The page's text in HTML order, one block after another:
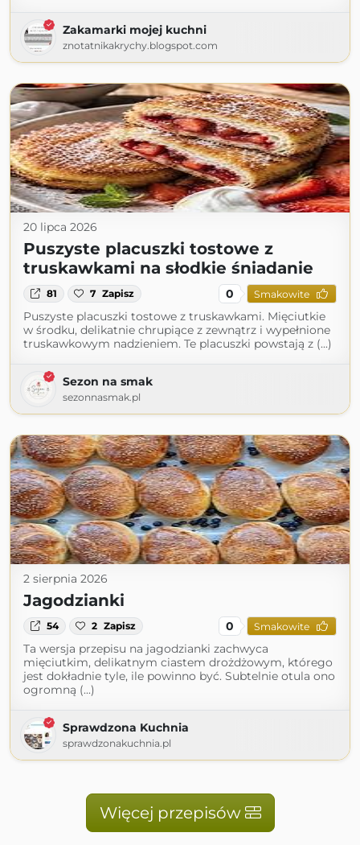
Zakamarki mojej kuchni
znotatnikakrychy.blogspot.com
20 lipca 2026
Puszyste placuszki tostowe z
truskawkami na słodkie śniadanie
81 7 Zapisz 0 Smakowite
Puszyste placuszki tostowe z truskawkami. Mięciutkie
w środku, delikatnie chrupiące z zewnątrz i wypełnione
truskawkowym nadzieniem. Te placuszki powstają z (...)
Sezon na smak
sezonnasmak.pl
2 sierpnia 2026
Jagodzianki
54 2 Zapisz 0 Smakowite
Ta wersja przepisu na jagodzianki zachwyca
mięciutkim, delikatnym ciastem drożdżowym, którego
jest dokładnie tyle, ile powinno być. Subtelnie otula ono
ogromną (...)
Sprawdzona Kuchnia
sprawdzonakuchnia.pl
Więcej przepisów